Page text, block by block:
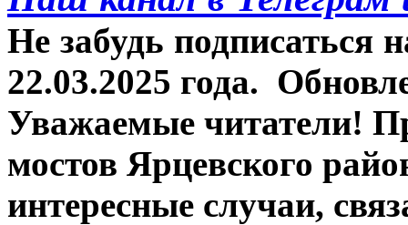
Не забудь подписаться
22.03.2025 года.
Уважаемые читатели!
мостов Ярцевского
интересные случаи,